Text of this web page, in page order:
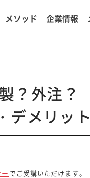
メソッド 企業情報
？外注？
デメリッ
でご受講いただけます。